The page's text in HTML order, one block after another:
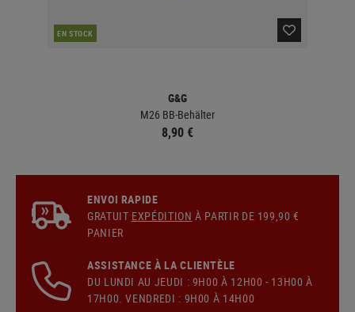
EN STOCK
G&G
M26 BB-Behälter
8,90 €
ENVOI RAPIDE
GRATUIT EXPÉDITION À PARTIR DE 199,90 €
PANIER
ASSISTANCE À LA CLIENTÈLE
DU LUNDI AU JEUDI : 9H00 À 12H00 - 13H00 À
17H00. VENDREDI : 9H00 À 14H00